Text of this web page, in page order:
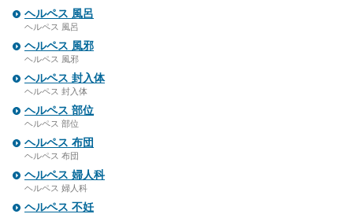
ヘルペス 風呂
ヘルペス 風呂
ヘルペス 風邪
ヘルペス 風邪
ヘルペス 封入体
ヘルペス 封入体
ヘルペス 部位
ヘルペス 部位
ヘルペス 布団
ヘルペス 布団
ヘルペス 婦人科
ヘルペス 婦人科
ヘルペス 不妊